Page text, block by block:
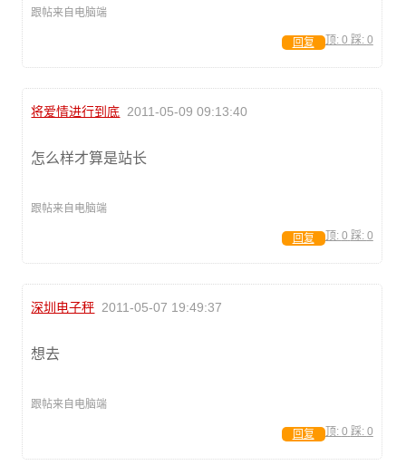
跟帖来自电脑端
顶: 0 踩: 0
回复
将爱情进行到底 2011-05-09 09:13:40
怎么样才算是站长
跟帖来自电脑端
顶: 0 踩: 0
回复
深圳电子秤 2011-05-07 19:49:37
想去
跟帖来自电脑端
顶: 0 踩: 0
回复